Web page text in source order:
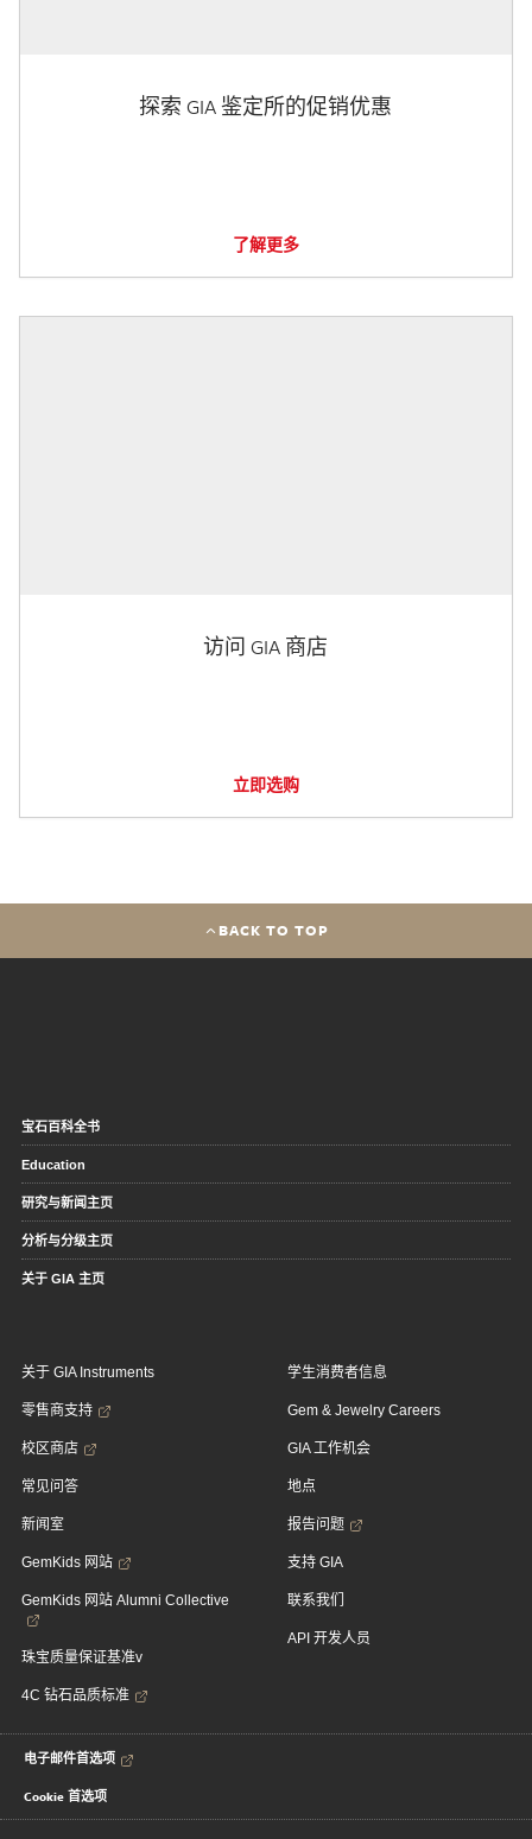
探索 GIA 鉴定所的促销优惠
了解更多
访问 GIA 商店
立即选购
BACK TO TOP
宝石百科全书
Education
研究与新闻主页
分析与分级主页
关于 GIA 主页
关于 GIA Instruments
零售商支持
校区商店
常见问答
新闻室
GemKids 网站
GemKids 网站 Alumni Collective
珠宝质量保证基准v
4C 钻石品质标准
学生消费者信息
Gem & Jewelry Careers
GIA 工作机会
地点
报告问题
支持 GIA
联系我们
API 开发人员
电子邮件首选项
Cookie 首选项